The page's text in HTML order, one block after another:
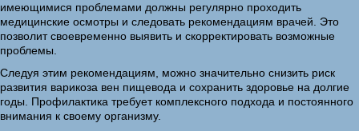
имеющимися проблемами должны регулярно проходить
медицинские осмотры и следовать рекомендациям врачей. Это
позволит своевременно выявить и скорректировать возможные
проблемы.
Следуя этим рекомендациям, можно значительно снизить риск
развития варикоза вен пищевода и сохранить здоровье на долгие
годы. Профилактика требует комплексного подхода и постоянного
внимания к своему организму.